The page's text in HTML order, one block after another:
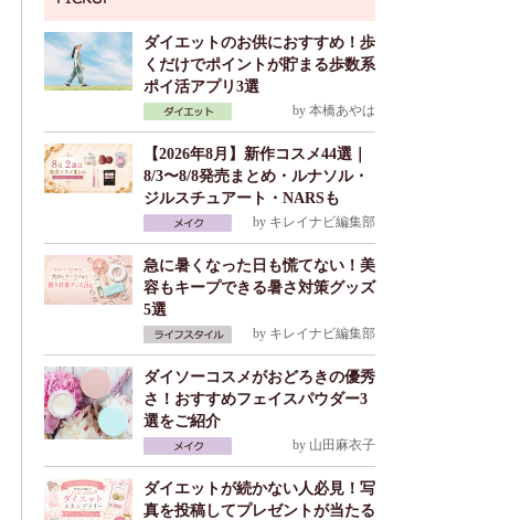
ダイエットのお供におすすめ！歩
くだけでポイントが貯まる歩数系
ポイ活アプリ3選
by 本橋あやは
【2026年8月】新作コスメ44選｜
8/3〜8/8発売まとめ・ルナソル・
ジルスチュアート・NARSも
by キレイナビ編集部
急に暑くなった日も慌てない！美
容もキープできる暑さ対策グッズ
5選
by キレイナビ編集部
ダイソーコスメがおどろきの優秀
さ！おすすめフェイスパウダー3
選をご紹介
by 山田麻衣子
ダイエットが続かない人必見！写
真を投稿してプレゼントが当たる